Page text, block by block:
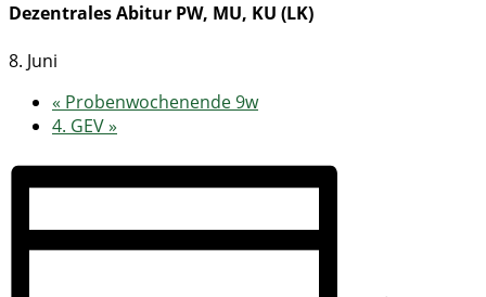
Dezentrales Abitur PW, MU, KU (LK)
8. Juni
« Probenwochenende 9w
4. GEV»